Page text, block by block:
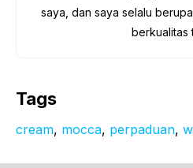
saya, dan saya selalu
berkualitas
Tags
cream, mocca, perpaduan,